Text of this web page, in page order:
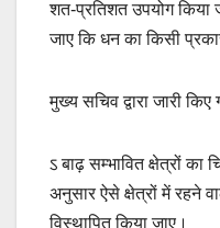
शत-प्रतिशत उपयोग किया
जाए कि धन का किसी
मुख्य सचिव द्वारा जारी
ऽ बाढ़ सम्भावित क्षेत्रों का
अनुसार ऐसे क्षेत्रों में रहने
विस्थापित किया जाए।